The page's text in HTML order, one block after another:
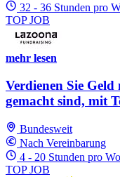
32 - 36 Stunden pro
TOP JOB
mehr lesen
Verdienen Sie
gemacht sind, mit
Bundesweit
Nach Vereinbarung
4 - 20 Stunden pro
TOP JOB